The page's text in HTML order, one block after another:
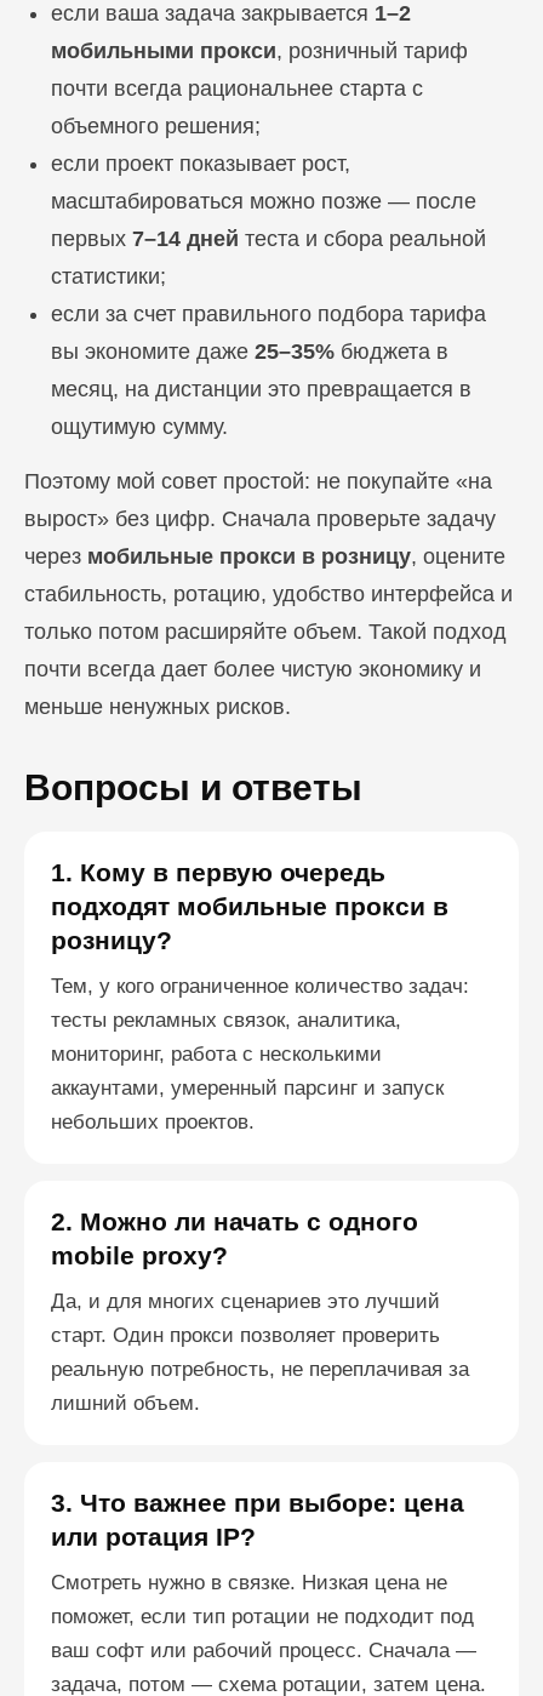
если ваша задача закрывается 1–2
мобильными прокси, розничный тариф
почти всегда рациональнее старта с
объемного решения;
если проект показывает рост,
масштабироваться можно позже — после
первых 7–14 дней теста и сбора реальной
статистики;
если за счет правильного подбора тарифа
вы экономите даже 25–35% бюджета в
месяц, на дистанции это превращается в
ощутимую сумму.
Поэтому мой совет простой: не покупайте «на
вырост» без цифр. Сначала проверьте задачу
через мобильные прокси в розницу, оцените
стабильность, ротацию, удобство интерфейса и
только потом расширяйте объем. Такой подход
почти всегда дает более чистую экономику и
меньше ненужных рисков.
Вопросы и ответы
1. Кому в первую очередь
подходят мобильные прокси в
розницу?
Тем, у кого ограниченное количество задач:
тесты рекламных связок, аналитика,
мониторинг, работа с несколькими
аккаунтами, умеренный парсинг и запуск
небольших проектов.
2. Можно ли начать с одного
mobile proxy?
Да, и для многих сценариев это лучший
старт. Один прокси позволяет проверить
реальную потребность, не переплачивая за
лишний объем.
3. Что важнее при выборе: цена
или ротация IP?
Смотреть нужно в связке. Низкая цена не
поможет, если тип ротации не подходит под
ваш софт или рабочий процесс. Сначала —
задача, потом — схема ротации, затем цена.